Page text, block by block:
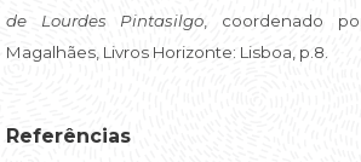
de Lourdes Pintasilgo , coordenado
Magalhães, Livros Horizonte: Lisboa, p.8.
Referências